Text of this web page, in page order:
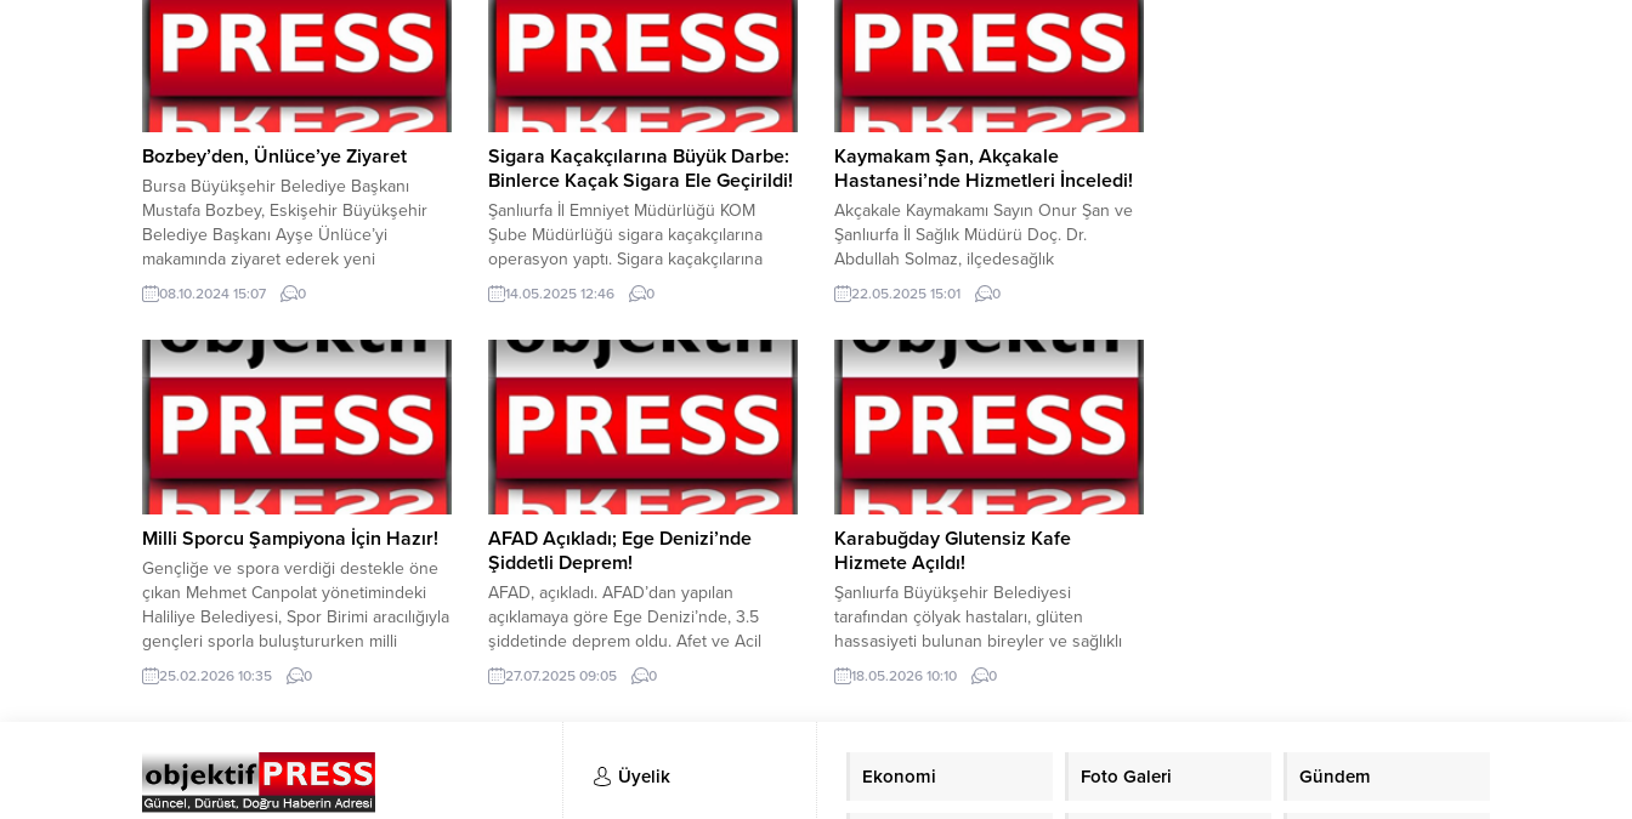
Bozbey’den, Ünlüce’ye Ziyaret
Bursa Büyükşehir Belediye Başkanı
Mustafa Bozbey, Eskişehir Büyükşehir
Belediye Başkanı Ayşe Ünlüce’yi
makamında ziyaret ederek yeni
görevinde başarılar diledi. Bozbey’e eşi
Seden Bozbey de eşlik etti. Göreve
hayırlı olsun ziyareti alan Başkan Ünlüce,
Bozbey ve eşini makamında ağırlayarak
nazik ziyaretlerinden dolayı
teşekkürlerini sundu. Samimi bir...
08.10.2024 15:07 0
Sigara Kaçakçılarına Büyük Darbe:
Binlerce Kaçak Sigara Ele Geçirildi!
Şanlıurfa İl Emniyet Müdürlüğü KOM
Şube Müdürlüğü sigara kaçakçılarına
operasyon yaptı. Sigara kaçakçılarına
büyük darbe. İl Emniyet Müdürlüğü KOM
Şube Müdürlüğü görevlilerimizce 5607
önlenmesine yönelik 13/05/2025
tarihinde gerçekleştirilen operasyon
kapsamında; 5.680 paket Gümrük Kaçağı
Sigara ele geçirildi. Adli mercilere sevk
edilen 1 (bir) şüpheli şahıs tutuklandı....
14.05.2025 12:46 0
Kaymakam Şan, Akçakale
Hastanesi’nde Hizmetleri İnceledi!
Akçakale Kaymakamı Sayın Onur Şan ve
Şanlıurfa İl Sağlık Müdürü Doç. Dr.
Abdullah Solmaz, ilçedesağlık
hizmetlerinin sunulduğu en önemli
merkezlerden biri olan Akçakale Devlet
ziyaret kapsamında hastane yönetimiyle
bir araya gelen heyet, kurumun işleyişive
hizmet kalitesine ilişkin geniş çaplı bir
değerlendirme toplantısı yaptı. Ziyarette,
İl Sağlık Müdürlüğü...
22.05.2025 15:01 0
Milli Sporcu Şampiyona İçin Hazır!
Gençliğe ve spora verdiği destekle öne
çıkan Mehmet Canpolat yönetimindeki
Haliliye Belediyesi, Spor Birimi aracılığıyla
gençleri sporla buluştururken milli
sporcuların da ulusal ve uluslararası
arenaya hazırlanmasına katkı sağlıyor. Bu
11 Nisan tarihlerinde Yalova’da
düzenlenecek Türkiye Bilek Güreşi
Şampiyonası için yoğun bir hazırlık...
25.02.2026 10:35 0
AFAD Açıkladı; Ege Denizi’nde
Şiddetli Deprem!
AFAD, açıkladı. AFAD’dan yapılan
açıklamaya göre Ege Denizi’nde, 3.5
şiddetinde deprem oldu. Afet ve Acil
Durum Yönetimi Başkanlığı (AFAD) sosyal
medya hesabından yaptığı açıklamada
oldu. AFAD’a göre deprem yerin yaklaşık
olarak 7 Km derinliğinde meydana geldi.
Depremle ilgili AFAD’ın sosyal medya
paylaşımları şu şekilde; YAZI...
27.07.2025 09:05 0
Karabuğday Glutensiz Kafe
Hizmete Açıldı!
Şanlıurfa Büyükşehir Belediyesi
tarafından çölyak hastaları, glüten
hassasiyeti bulunan bireyler ve sağlıklı
yaşamı benimseyen vatandaşlar için
hayata geçirilen Karabuğday Glutensiz
Başkanı Mehmet Kasım Gülpınar,
18.05.2026 10:10 0
Üyelik Ekonomi Foto Galeri Gündem